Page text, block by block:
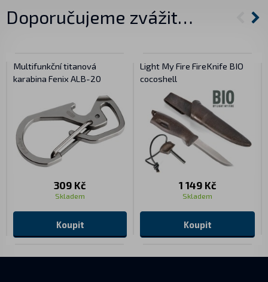
Doporučujeme zvážit…
Multifunkční titanová
karabina Fenix ALB-20
309 Kč
Skladem
Koupit
Light My Fire FireKnife BIO
cocoshell
1 149 Kč
Skladem
Koupit